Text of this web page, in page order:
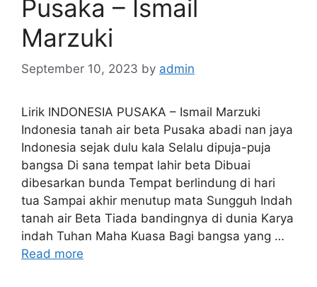
Pusaka – Ismail
Marzuki
September 10, 2023 by admin
Lirik INDONESIA PUSAKA – Ismail Marzuki
Indonesia tanah air beta Pusaka abadi nan jaya
Indonesia sejak dulu kala Selalu dipuja-puja
bangsa Di sana tempat lahir beta Dibuai
dibesarkan bunda Tempat berlindung di hari
tua Sampai akhir menutup mata Sungguh Indah
tanah air Beta Tiada bandingnya di dunia Karya
indah Tuhan Maha Kuasa Bagi bangsa yang …
Read more